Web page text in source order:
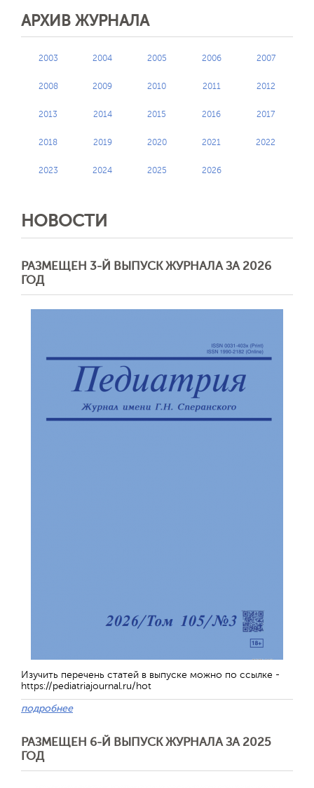
АРХИВ ЖУРНАЛА
2003 2004 2005 2006 2007
2008 2009 2010 2011 2012
2013 2014 2015 2016 2017
2018 2019 2020 2021 2022
2023 2024 2025 2026
НОВОСТИ
РАЗМЕЩЕН 3-Й ВЫПУСК ЖУРНАЛА ЗА 2026
ГОД
Изучить перечень статей в выпуске можно по ссылке -
https://pediatriajournal.ru/hot
подробнее
РАЗМЕЩЕН 6-Й ВЫПУСК ЖУРНАЛА ЗА 2025
ГОД